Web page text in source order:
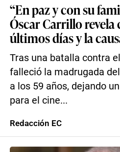
“En paz y con su
Óscar Carrillo
últimos días y la
Tras una batalla contra
falleció la madrugada
a los 59 años, dejando
para el cine...
Redacción EC